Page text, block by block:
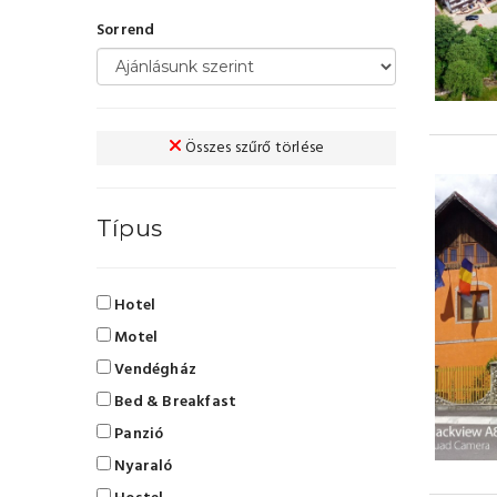
Sorrend
Összes szűrő törlése
Típus
Hotel
Motel
Vendégház
Bed & Breakfast
Panzió
Nyaraló